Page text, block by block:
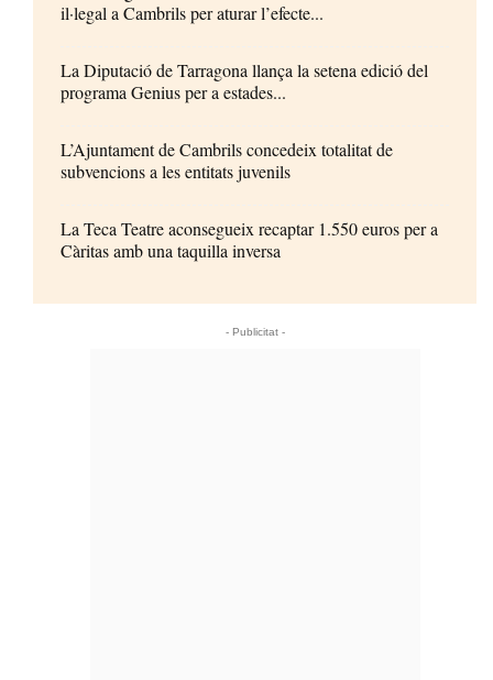
il·legal a Cambrils per aturar l’efecte...
La Diputació de Tarragona llança la setena edició del
programa Genius per a estades...
L’Ajuntament de Cambrils concedeix totalitat de
subvencions a les entitats juvenils
La Teca Teatre aconsegueix recaptar 1.550 euros per a
Càritas amb una taquilla inversa
- Publicitat -